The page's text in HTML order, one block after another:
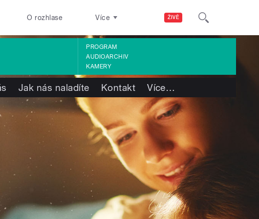
ŽIVĚ
O rozhlase Více
PROGRAM
AUDIOARCHIV
KAMERY
Jak nás naladíte Kontakt Více…